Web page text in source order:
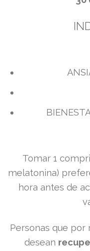
​Tomar 1
melatonina)
hora antes de
​Personas que por
desean